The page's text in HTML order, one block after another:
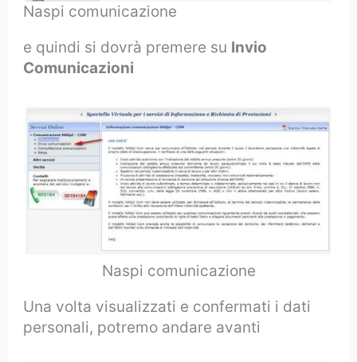
Naspi comunicazione
e quindi si dovrà premere su Invio
Comunicazioni
Naspi comunicazione
Una volta visualizzati e confermati i dati
personali, potremo andare avanti